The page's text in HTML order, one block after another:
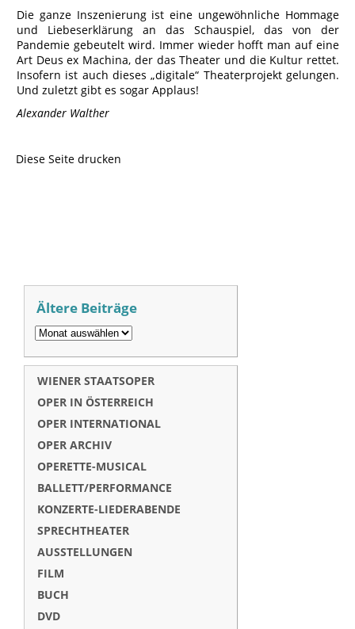
Die ganze Inszenierung ist eine ungewöhnliche Hommage
und Liebeserklärung an das Schauspiel, das von der
Pandemie gebeutelt wird. Immer wieder hofft man auf eine
Art Deus ex Machina, der das Theater und die Kultur rettet.
Insofern ist auch dieses „digitale“ Theaterprojekt gelungen.
Und zuletzt gibt es sogar Applaus!
Alexander Walther
Diese Seite drucken
Ältere Beiträge
WIENER STAATSOPER
OPER IN ÖSTERREICH
OPER INTERNATIONAL
OPER ARCHIV
OPERETTE-MUSICAL
BALLETT/PERFORMANCE
KONZERTE-LIEDERABENDE
SPRECHTHEATER
AUSSTELLUNGEN
FILM
BUCH
DVD